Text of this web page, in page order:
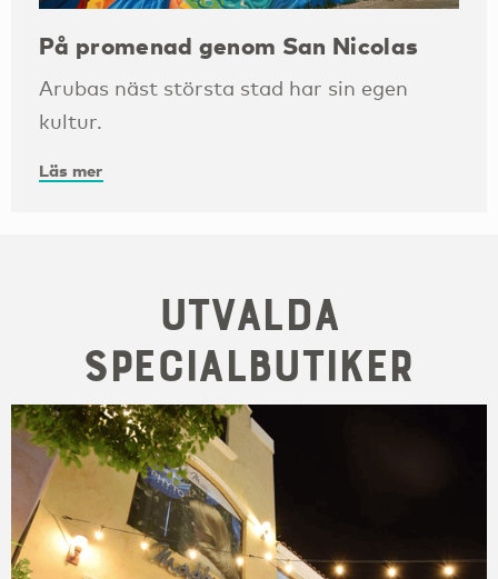
På promenad genom San Nicolas
Arubas näst största stad har sin egen
kultur.
Läs mer
Utvalda
specialbutiker